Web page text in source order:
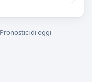
Pronostici di oggi